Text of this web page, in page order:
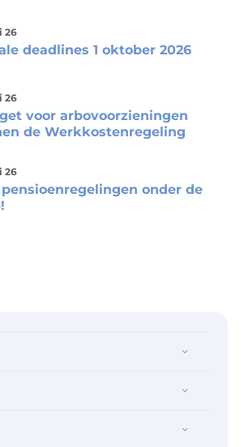
26
deadlines 1 oktober 2026
26
voor arbovoorzieningen
de Werkkostenregeling
26
onder de